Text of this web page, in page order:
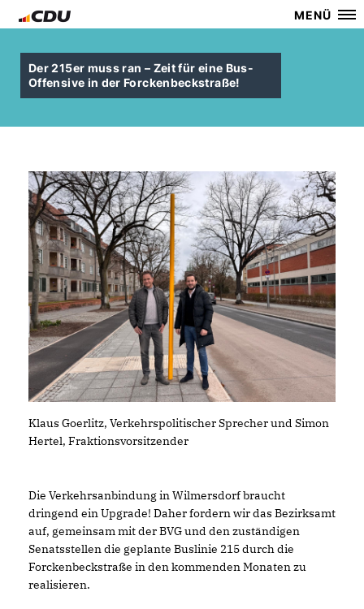
MENÜ
Der 215er muss ran – Zeit für eine Bus-
Offensive in der Forckenbeckstraße!
Klaus Goerlitz, Verkehrspolitischer Sprecher und Simon
Hertel, Fraktionsvorsitzender
Die Verkehrsanbindung in Wilmersdorf braucht
dringend ein Upgrade! Daher fordern wir das Bezirksamt
auf, gemeinsam mit der BVG und den zuständigen
Senatsstellen die geplante Buslinie 215 durch die
Forckenbeckstraße in den kommenden Monaten zu
realisieren.